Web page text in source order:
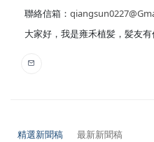
聯絡信箱：
大家好，我是雍禾植髪，髪友
精選新聞稿 最新新聞稿